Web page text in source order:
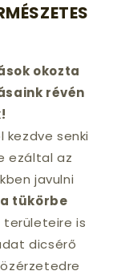
okozta
révén
kezdve senki
ezáltal az
javulni
tükörbe
területeire is
dicsérő